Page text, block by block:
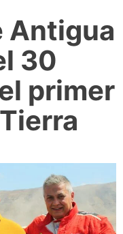
Antigua
30
primer